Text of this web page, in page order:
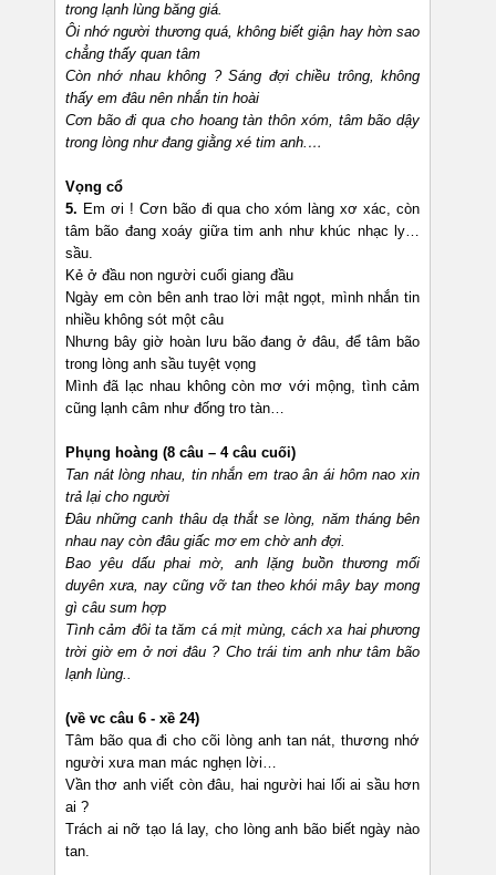
trong lạnh lùng băng giá.
Ôi nhớ người thương quá, không biết giận hay hờn sao
chẳng thấy quan tâm
Còn nhớ nhau không ? Sáng đợi chiều trông, không
thấy em đâu nên nhắn tin hoài
Cơn bão đi qua cho hoang tàn thôn xóm, tâm bão dậy
trong lòng như đang giằng xé tim anh.…
Vọng cổ
5. Em ơi ! Cơn bão đi qua cho xóm làng xơ xác, còn
tâm bão đang xoáy giữa tim anh như khúc nhạc ly…
sầu.
Kẻ ở đầu non người cuối giang đầu
Ngày em còn bên anh trao lời mật ngọt, mình nhắn tin
nhiều không sót một câu
Nhưng bây giờ hoàn lưu bão đang ở đâu, để tâm bão
trong lòng anh sầu tuyệt vọng
Mình đã lạc nhau không còn mơ với mộng, tình cảm
cũng lạnh câm như đống tro tàn…
Phụng hoàng (8 câu – 4 câu cuối)
Tan nát lòng nhau, tin nhắn em trao ân ái hôm nao xin
trả lại cho người
Đâu những canh thâu dạ thắt se lòng, năm tháng bên
nhau nay còn đâu giấc mơ em chờ anh đợi.
Bao yêu dấu phai mờ, anh lặng buồn thương mối
duyên xưa, nay cũng vỡ tan theo khói mây bay mong
gì câu sum hợp
Tình cảm đôi ta tăm cá mịt mùng, cách xa hai phương
trời giờ em ở nơi đâu ? Cho trái tim anh như tâm bão
lạnh lùng..
(về vc câu 6 - xề 24)
Tâm bão qua đi cho cõi lòng anh tan nát, thương nhớ
người xưa man mác nghẹn lời…
Vần thơ anh viết còn đâu, hai người hai lối ai sầu hơn
ai ?
Trách ai nỡ tạo lá lay, cho lòng anh bão biết ngày nào
tan.